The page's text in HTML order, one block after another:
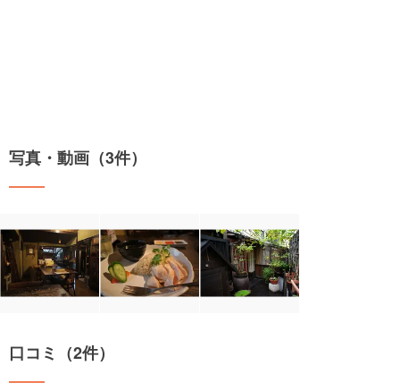
写真・動画（3件）
口コミ（2件）